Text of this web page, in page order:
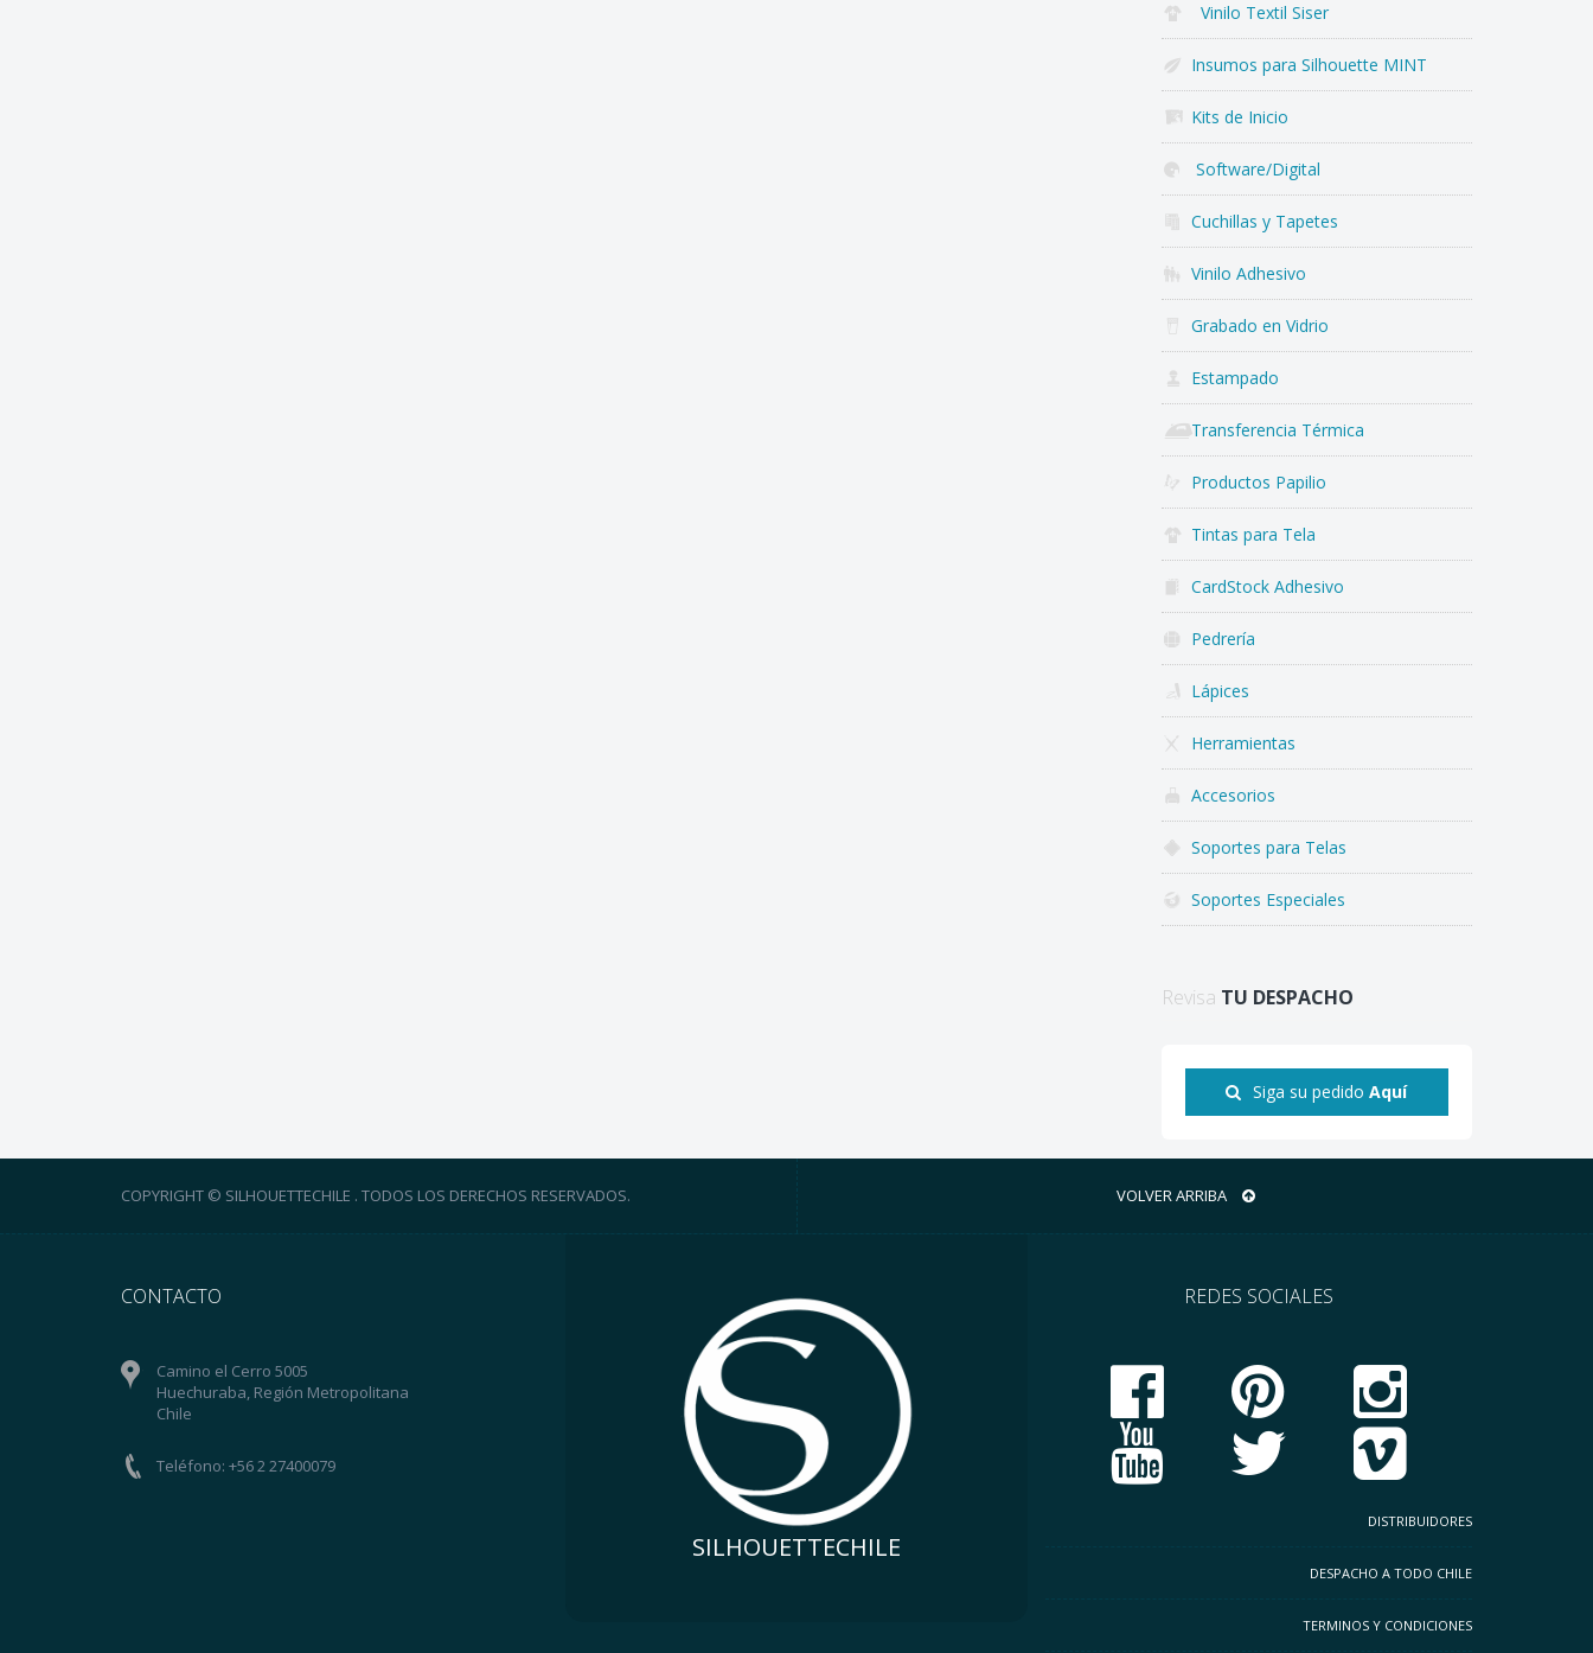
Vinilo Textil Siser
Insumos para Silhouette MINT
Kits de Inicio
Software/Digital
Cuchillas y Tapetes
Vinilo Adhesivo
Grabado en Vidrio
Estampado
Transferencia Térmica
Productos Papilio
Tintas para Tela
CardStock Adhesivo
Pedrería
Lápices
Herramientas
Accesorios
Soportes para Telas
Soportes Especiales
Revisa TU DESPACHO
Siga su pedidoAquí
COPYRIGHT © SILHOUETTECHILE . TODOS LOS DERECHOS RESERVADOS. VOLVER ARRIBA
CONTACTO
Camino el Cerro 5005
Huechuraba, Región Metropolitana
Chile
Teléfono: +56 2 27400079
SILHOUETTECHILE
REDES SOCIALES
DISTRIBUIDORES
DESPACHO A TODO CHILE
TERMINOS Y CONDICIONES